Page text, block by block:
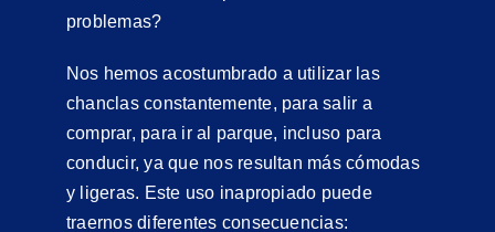
problemas?
Nos hemos acostumbrado a utilizar las
chanclas constantemente, para salir a
comprar, para ir al parque, incluso para
conducir, ya que nos resultan más cómodas
y ligeras. Este uso inapropiado puede
traernos diferentes consecuencias: